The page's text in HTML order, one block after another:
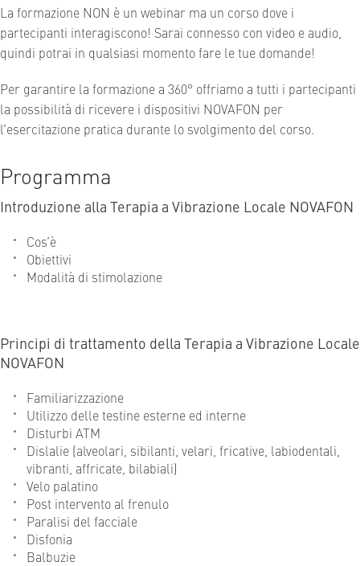
La formazione NON è un webinar ma un corso dove i
partecipanti interagiscono! Sarai connesso con video e audio,
quindi potrai in qualsiasi momento fare le tue domande!
Per garantire la formazione a 360° offriamo a tutti i partecipanti
la possibilità di ricevere i dispositivi NOVAFON per
l’esercitazione pratica durante lo svolgimento del corso.
Programma
Introduzione alla Terapia a Vibrazione Locale NOVAFON
Cos’è
Obiettivi
Modalità di stimolazione
Principi di trattamento della Terapia a Vibrazione Locale
NOVAFON
Familiarizzazione
Utilizzo delle testine esterne ed interne
Disturbi ATM
Dislalie (alveolari, sibilanti, velari, fricative, labiodentali,
vibranti, affricate, bilabiali)
Velo palatino
Post intervento al frenulo
Paralisi del facciale
Disfonia
Balbuzie